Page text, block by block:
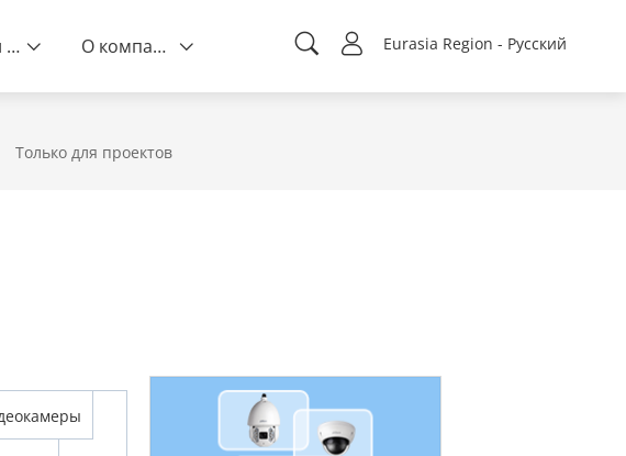
Eurasia Region - Русский
Новости и события О компании
Только для проектов